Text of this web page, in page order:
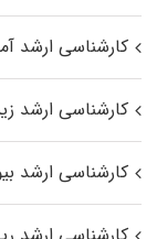
کارشناسی ارشد
کارشناسی ارشد
کارشناسی ارشد